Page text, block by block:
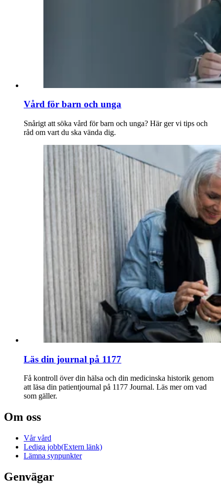
Vård för barn och unga
Snårigt att söka vård för barn och unga? Här ger vi tips och
råd om vart du ska vända dig.
Läs din journal på 1177
Få kontroll över din hälsa och din medicinska historik genom
att läsa din patientjournal på 1177 Journal. Läs mer om vad
som gäller.
Om oss
Vår vård
Lediga jobb(Extern länk)
Lämna synpunkter
Genvägar